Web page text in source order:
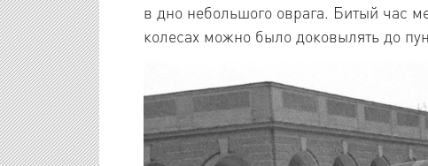
в дно небольшого оврага. Битый час
колесах можно было доковылять до